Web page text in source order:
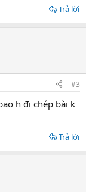
Trả lời
#3
h đi chép bài k
Trả lời